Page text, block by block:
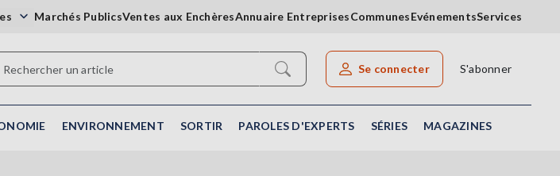
Marchés PublicsVentes aux EnchèresAnnuaire EntreprisesCommunesEvénementsServices
Rechercher un article
Se connecter S'abonner
ENVIRONNEMENT SORTIR PAROLES D'EXPERTS SÉRIES MAGAZINES